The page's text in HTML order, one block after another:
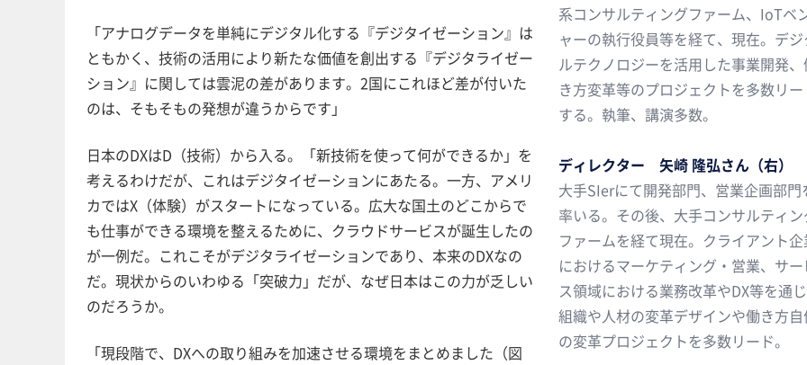
系コンサルティングファーム、IoTベ
ャーの執行役員等を経て、現在。デ
ルテクノロジーを活用した事業開発
き方変革等のプロジェクトを多数リ
する。執筆、講演多数。
ディレクター 矢崎 隆弘さん（右）
大手SIerにて開発部門、営業企画部門
率いる。その後、大手コンサルティ
ファームを経て現在。クライアント
におけるマーケティング・営業、サ
ス領域における業務改革やDX等を通
組織や人材の変革デザインや働き方
の変革プロジェクトを多数リード。
「アナログデータを単純にデジタル化する『デジタイゼーション』は
ともかく、技術の活用により新たな価値を創出する『デジタライゼー
ション』に関しては雲泥の差があります。2国にこれほど差が付いた
のは、そもそもの発想が違うからです」
日本のDXはD（技術）から入る。「新技術を使って何ができるか」を
考えるわけだが、これはデジタイゼーションにあたる。一方、アメリ
カではX（体験）がスタートになっている。広大な国土のどこからで
も仕事ができる環境を整えるために、クラウドサービスが誕生したの
が一例だ。これこそがデジタライゼーションであり、本来のDXなの
だ。現状からのいわゆる「突破力」だが、なぜ日本はこの力が乏しい
のだろうか。
「現段階で、DXへの取り組みを加速させる環境をまとめました（図